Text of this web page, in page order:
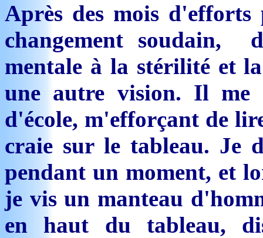
Après des mois d'efforts
changement soudain,
mentale à la stérilité et
une autre vision. Il me
d'école, m'efforçant de
craie sur le tableau. Je
pendant un moment, et
je vis un manteau
en haut du tableau,